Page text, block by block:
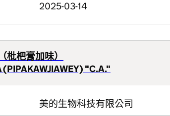
2025-03-14
枇杷膏加味）
"C.A."
美的生物科技有限公司